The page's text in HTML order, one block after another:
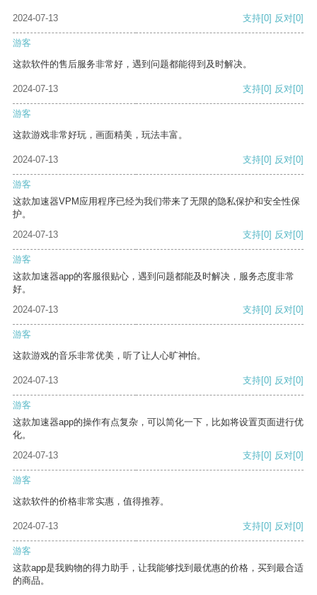
2024-07-13 支持[0] 反对[0]
游客
这款软件的售后服务非常好，遇到问题都能得到及时解决。
2024-07-13 支持[0] 反对[0]
游客
这款游戏非常好玩，画面精美，玩法丰富。
2024-07-13 支持[0] 反对[0]
游客
这款加速器VPM应用程序已经为我们带来了无限的隐私保护和安全性保
护。
2024-07-13
支持[0] 反对[0]
游客
这款加速器app的客服很贴心，遇到问题都能及时解决，服务态度非常
好。
2024-07-13
支持[0] 反对[0]
游客
这款游戏的音乐非常优美，听了让人心旷神怡。
2024-07-13 支持[0] 反对[0]
游客
这款加速器app的操作有点复杂，可以简化一下，比如将设置页面进行优
化。
2024-07-13
支持[0] 反对[0]
游客
这款软件的价格非常实惠，值得推荐。
2024-07-13 支持[0] 反对[0]
游客
这款app是我购物的得力助手，让我能够找到最优惠的价格，买到最合适
的商品。